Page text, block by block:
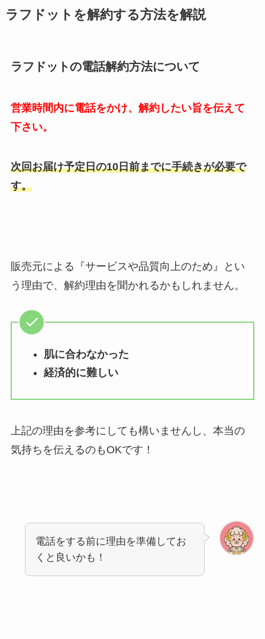
ラフドットを解約する方法を解説
ラフドットの電話解約方法について
営業時間内に電話をかけ、解約したい旨を伝えて
下さい。
次回お届け予定日の10日前までに手続きが必要で
す。
販売元による『サービスや品質向上のため』とい
う理由で、解約理由を聞かれるかもしれません。
肌に合わなかった
経済的に難しい
上記の理由を参考にしても構いませんし、本当の
気持ちを伝えるのもOKです！
電話をする前に理由を準備してお
くと良いかも！